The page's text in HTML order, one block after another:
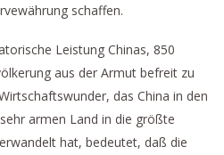
schaffen.
Leistung Chinas, 850
aus der Armut befreit zu
das China in den
armen Land in die größte
hat, bedeutet, daß die